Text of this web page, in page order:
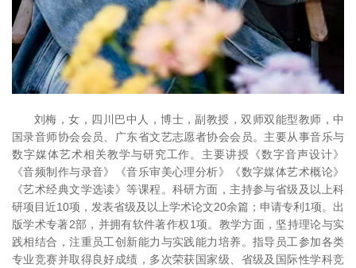
刘梅，女，四川巴中人，博士，副教授，双师双能型教师，中
国录音师协会会员、广东省文艺志愿者协会会员。主要从事音乐与
数字媒体艺术相关教学与研究工作。主要讲授《数字音声设计》
《音频制作与录音》《音乐审美心理分析》《数字媒体艺术概论》
《艺术经典文学选读》等课程。科研方面，主持参与省级及以上科
研项目近10项，发表省级及以上学术论文20余篇；申请专利1项。出
版学术专著2部，并拥有软件著作权1项。教学方面，坚持理论与实
践相结合，注重员工创新能力与实践能力培养。指导员工参加各类
专业竞赛并取得良好成绩，多次荣获国家级、省级及国际性学科竞